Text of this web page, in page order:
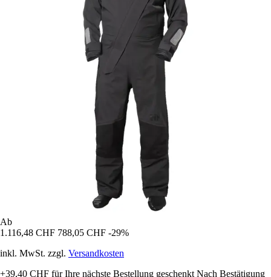
Ab
1.116,48 CHF 788,05 CHF -29%
inkl. MwSt. zzgl. Versandkosten
+39,40 CHF für Ihre nächste Bestellung geschenkt Nach Bestätigung